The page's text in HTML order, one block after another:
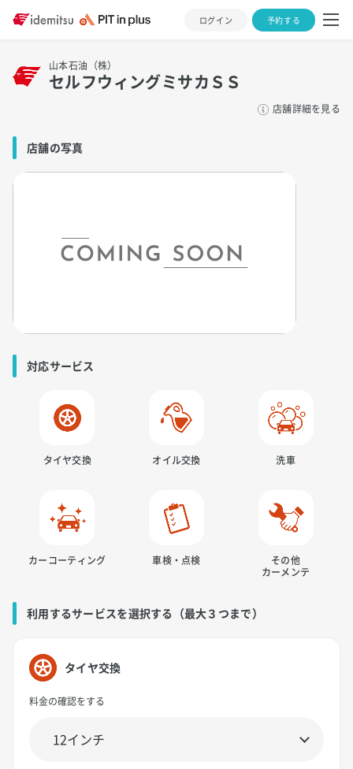
ログイン 予約する
山本石油（株）
セルフウィングミサカＳＳ
店舗詳細を見る
店舗の写真
対応サービス
タイヤ交換 オイル交換 洗車
カーコーティング 車検・点検
その他
カーメンテ
利用するサービスを選択する（最大３つまで）
タイヤ交換
料金の確認をする